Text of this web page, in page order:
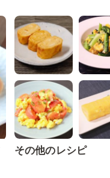
その他のレシピ